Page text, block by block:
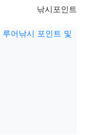
등록자
낚시포인트